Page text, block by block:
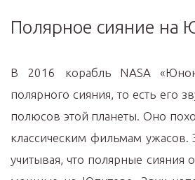
Полярное сияние на
В 2016 корабль NASА
полярного сияния, то есть его
полюсов этой планеты. Оно
классическим фильмам ужасов.
учитывая, что полярные сияния